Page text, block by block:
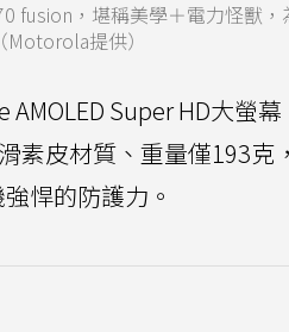
，堪稱美學＋電力怪獸，
提供）
Super HD大螢
素皮材質、重量僅193克
悍的防護力。